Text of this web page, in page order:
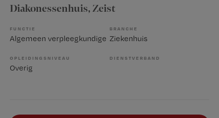
Diakonessenhuis, Zeist
FUNCTIE
Algemeen verpleegkundige
BRANCHE
Ziekenhuis
OPLEIDINGSNIVEAU
Overig
DIENSTVERBAND